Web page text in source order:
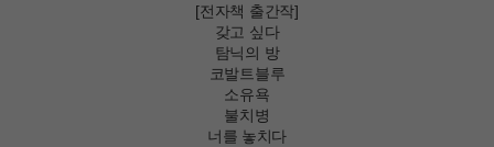
[전자책 출간작]
갖고 싶다
탐닉의 방
코발트블루
소유욕
불치병
너를 놓치다